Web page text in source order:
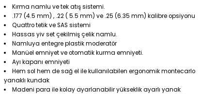
Kırma namlu ve tek atış sistemi.
.177 (4.5 mm) , .22 ( 5.5 mm) ve .25 (6.35 mm) kalibre opsiyonu
Quattro tetik ve SAS sistemi
Hassas yiv set çekilmiş çelik namlu.
Namluya entegre plastik moderatör
Manüel emniyet ve otomatik kurma emniyeti.
Ayı kapanı emniyeti
Hem sol hem de sağ el ile kullanılabilen ergonomik montecarlo
yanaklı kundak
Madeni para ile kolay ayarlanabilir yükseklik ayarlı yanak